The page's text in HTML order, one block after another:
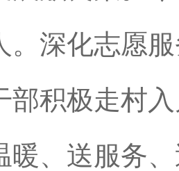
。深化志愿
部积极走村
暖、送服务